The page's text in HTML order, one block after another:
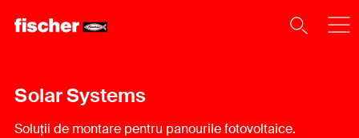
Solar Systems
Soluții de montare pentru panourile fotovoltaice.